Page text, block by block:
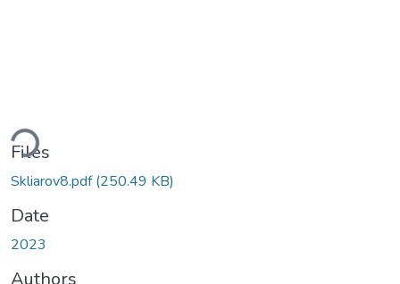
Files
Skliarov8.pdf(250.49 KB)
Date
2023
Authors